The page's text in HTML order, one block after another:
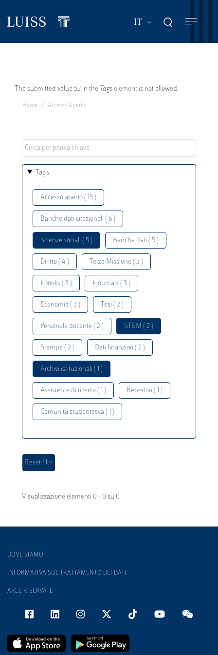
contenuto
IT Mostra ulteriori
Messaggio
di
The submitted value 53 in the Tags element is not allowed.
Home Accesso Aperto
Tags
Accesso aperto ( 15 )
Banche dati citazionali ( 6 )
Scienze sociali ( 5 ) Banche dati ( 5 )
Diritto ( 4 ) Terza Missione ( 3 )
Ebooks ( 3 ) Ejournals ( 3 )
Economia ( 3 ) Tesi ( 2 )
Personale docente ( 2 ) STEM ( 2 )
Stampa ( 2 ) Dati finanziari ( 2 )
Archivi istituzionali ( 1 )
Assistente di ricerca ( 1 ) Repertori ( 1 )
Comunità studentesca ( 1 )
Visualizzazione elementi 0 - 0 su 0
DOVE SIAMO
INFORMATIVA SUL TRATTAMENTO DEI DATI
AREE RISERVATE